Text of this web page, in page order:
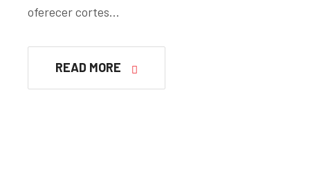
oferecer cortes…
READ MORE